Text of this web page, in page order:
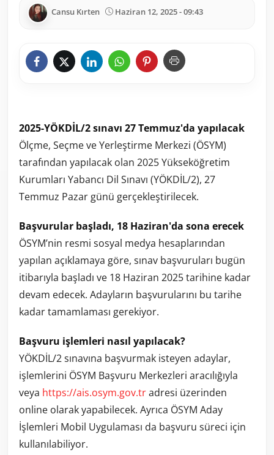
Cansu Kırten Haziran 12, 2025 - 09:43
2025-YÖKDİL/2 sınavı 27 Temmuz'da yapılacak
Ölçme, Seçme ve Yerleştirme Merkezi (ÖSYM)
tarafından yapılacak olan 2025 Yükseköğretim
Kurumları Yabancı Dil Sınavı (YÖKDİL/2), 27
Temmuz Pazar günü gerçekleştirilecek.
Başvurular başladı, 18 Haziran'da sona erecek
ÖSYM’nin resmi sosyal medya hesaplarından
yapılan açıklamaya göre, sınav başvuruları bugün
itibarıyla başladı ve 18 Haziran 2025 tarihine kadar
devam edecek. Adayların başvurularını bu tarihe
kadar tamamlaması gerekiyor.
Başvuru işlemleri nasıl yapılacak?
YÖKDİL/2 sınavına başvurmak isteyen adaylar,
işlemlerini ÖSYM Başvuru Merkezleri aracılığıyla
veya https://ais.osym.gov.tradresi üzerinden
online olarak yapabilecek. Ayrıca ÖSYM Aday
İşlemleri Mobil Uygulaması da başvuru süreci için
kullanılabiliyor.